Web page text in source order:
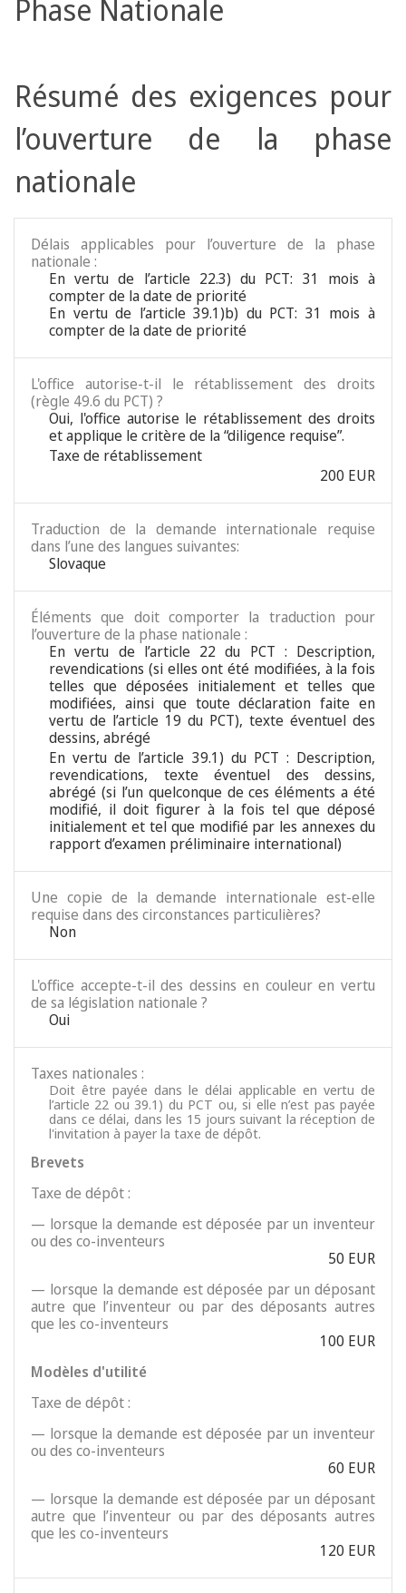
Phase Nationale
Résumé des exigences pour
l’ouverture de la phase
nationale
Délais applicables pour l’ouverture de la phase
nationale :
En vertu de l’article 22.3) du PCT: 31 mois à
compter de la date de priorité
En vertu de l’article 39.1)b) du PCT: 31 mois à
compter de la date de priorité
L'office autorise-t-il le rétablissement des droits
(règle 49.6 du PCT) ?
Oui, l'office autorise le rétablissement des droits
et applique le critère de la “diligence requise”.
Taxe de rétablissement
200 EUR
Traduction de la demande internationale requise
dans l’une des langues suivantes:
Slovaque
Éléments que doit comporter la traduction pour
l’ouverture de la phase nationale :
En vertu de l’article 22 du PCT : Description,
revendications (si elles ont été modifiées, à la fois
telles que déposées initialement et telles que
modifiées, ainsi que toute déclaration faite en
vertu de l’article 19 du PCT), texte éventuel des
dessins, abrégé
En vertu de l’article 39.1) du PCT : Description,
revendications, texte éventuel des dessins,
abrégé (si l’un quelconque de ces éléments a été
modifié, il doit figurer à la fois tel que déposé
initialement et tel que modifié par les annexes du
rapport d’examen préliminaire international)
Une copie de la demande internationale est-elle
requise dans des circonstances particulières?
Non
L'office accepte-t-il des dessins en couleur en vertu
de sa législation nationale ?
Oui
Taxes nationales :
Doit être payée dans le délai applicable en vertu de
l’article 22 ou 39.1) du PCT ou, si elle n’est pas payée
dans ce délai, dans les 15 jours suivant la réception de
l'invitation à payer la taxe de dépôt.
Brevets
Taxe de dépôt :
— lorsque la demande est déposée par un inventeur
ou des co-inventeurs
50 EUR
— lorsque la demande est déposée par un déposant
autre que l’inventeur ou par des déposants autres
que les co-inventeurs
100 EUR
Modèles d'utilité
Taxe de dépôt :
— lorsque la demande est déposée par un inventeur
ou des co-inventeurs
60 EUR
— lorsque la demande est déposée par un déposant
autre que l’inventeur ou par des déposants autres
que les co-inventeurs
120 EUR